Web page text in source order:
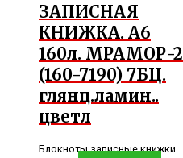
ЗАПИСНАЯ
КНИЖКА. А6
160л. МРАМОР-2
(160-7190) 7БЦ.
глянц.ламин..
цветл
Блокноты записные книжки